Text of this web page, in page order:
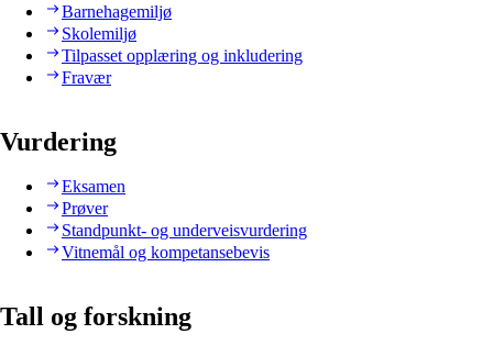
Barnehagemiljø
Skolemiljø
Tilpasset opplæring og inkludering
Fravær
Vurdering
Eksamen
Prøver
Standpunkt- og underveisvurdering
Vitnemål og kompetansebevis
Tall og forskning